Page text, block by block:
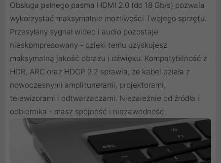
Obsługa pełnego pasma HDMI 2.0 (do 18 Gb/s) pozwala
wykorzystać maksymalnie możliwości Twojego sprzętu.
Przesyłany sygnał wideo i audio pozostaje
nieskompresowany - dzięki temu uzyskujesz
maksymalną jakość obrazu i dźwięku. Kompatybilność z
HDR, ARC oraz HDCP 2.2 sprawia, że kabel działa z
nowoczesnymi amplitunerami, projektorami,
telewizorami i odtwarzaczami. Niezależnie od źródła i
odbiornika - masz spójność i niezawodność.